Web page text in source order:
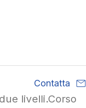
Contatta mail
livelli.Corso